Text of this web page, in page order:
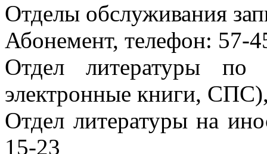
Отделы обслуживания
Абонемент, телефон: 57-
Отдел литературы
электронные книги,
Отдел литературы на
15-23